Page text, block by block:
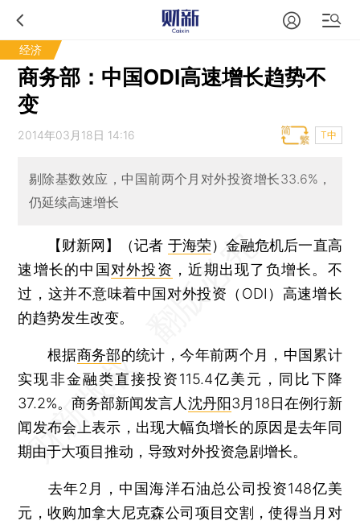
经济
商务部：中国ODI高速增长趋势不
变
2014年03月18日 14:16 T中
剔除基数效应，中国前两个月对外投资增长33.6%，
仍延续高速增长
【财新网】（记者 于海荣） 金融危机后一直高
速增长的中国 对外投资 ，近期出现了负增长。不
过，这并不意味着中国对外投资（ODI）高速增长
的趋势发生改变。
根据商务部的统计，今年前两个月，中国累计
实现非金融类直接投资115.4亿美元，同比下降
37.2%。商务部新闻发言人 沈丹阳3月18日在例行新
闻发布会上表示，出现大幅负增长的原因是去年同
期由于大项目推动，导致对外投资急剧增长。
去年2月，中国海洋石油总公司投资148亿美
元，收购加拿大尼克森公司项目交割，使得当月对